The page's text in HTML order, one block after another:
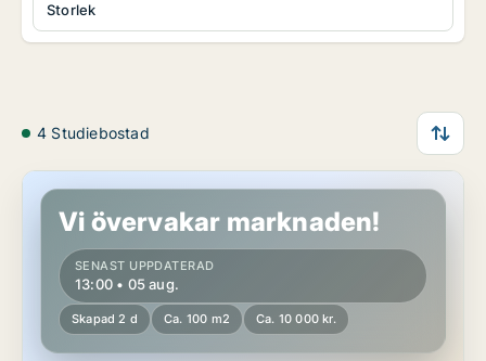
Storlek
4 Studiebostad
Hus i Mjölby
Vi övervakar marknaden!
SENAST UPPDATERAD
13:00 • 05 aug.
Skapad 2 d Ca. 100 m2 Ca. 10 000 kr.